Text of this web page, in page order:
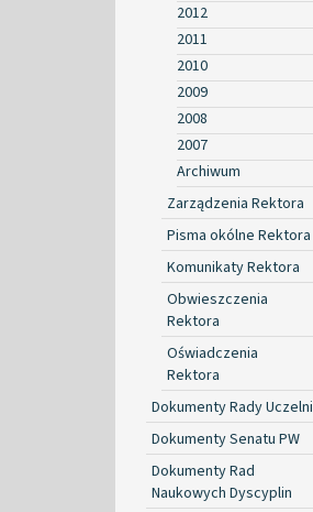
2012
2011
2010
2009
2008
2007
Archiwum
Zarządzenia Rektora
Pisma okólne Rektora
Komunikaty Rektora
Obwieszczenia
Rektora
Oświadczenia
Rektora
Dokumenty Rady Uczelni
Dokumenty Senatu PW
Dokumenty Rad
Naukowych Dyscyplin